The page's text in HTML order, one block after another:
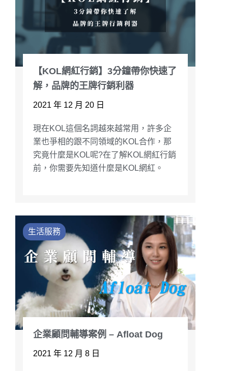
【KOL網紅行銷】3分鐘帶你快速了
解，品牌的王牌行銷利器
2021 年 12 月 20 日
現在KOL這個名詞越來越常用，許多企
業也爭相的跟不同領域的KOL合作，那
究竟什麼是KOL呢?在了解KOL網紅行銷
前，你需要先知道什麼是KOL網紅。
生活服務
企業顧問輔導案例 – Afloat Dog
2021 年 12 月 8 日